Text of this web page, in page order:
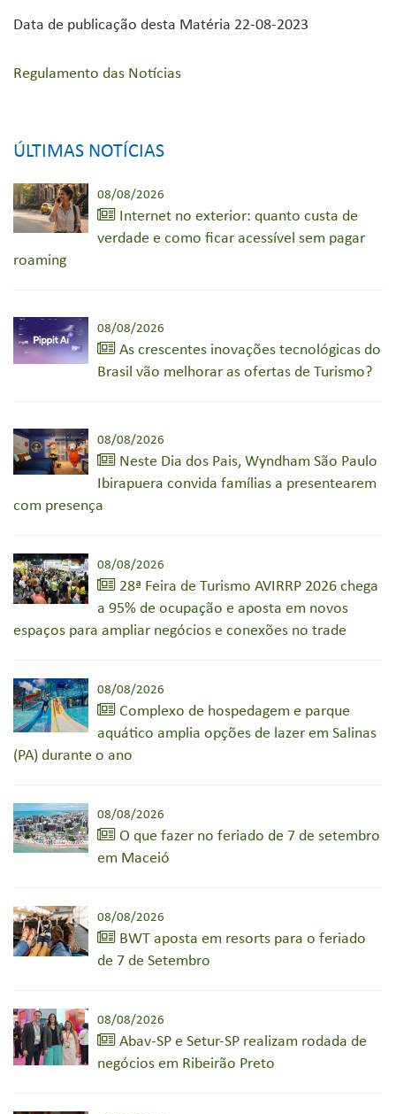
Data de publicação desta Matéria 22-08-2023
Regulamento das Notícias
ÚLTIMAS NOTÍCIAS
08/08/2026
Internet no exterior: quanto custa de
verdade e como ficar acessível sem pagar
roaming
08/08/2026
As crescentes inovações tecnológicas do
Brasil vão melhorar as ofertas de Turismo?
08/08/2026
Neste Dia dos Pais, Wyndham São Paulo
Ibirapuera convida famílias a presentearem
com presença
08/08/2026
28ª Feira de Turismo AVIRRP 2026 chega
a 95% de ocupação e aposta em novos
espaços para ampliar negócios e conexões no trade
08/08/2026
Complexo de hospedagem e parque
aquático amplia opções de lazer em Salinas
(PA) durante o ano
08/08/2026
O que fazer no feriado de 7 de setembro
em Maceió
08/08/2026
BWT aposta em resorts para o feriado
de 7 de Setembro
08/08/2026
Abav-SP e Setur-SP realizam rodada de
negócios em Ribeirão Preto